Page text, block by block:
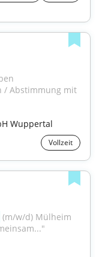
/ Abstimmung mit
Wuppertal
Vollzeit
(m/w/d) Mülheim